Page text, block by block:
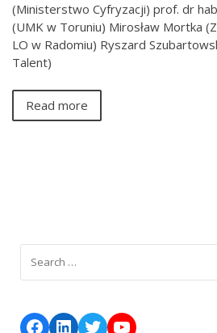
(Ministerstwo Cyfryzacji) prof. dr
(UMK w Toruniu) Mirosław Mortka
LO w Radomiu) Ryszard
Talent)
Read more
Facebook
LinkedIn
TwitterYouTube